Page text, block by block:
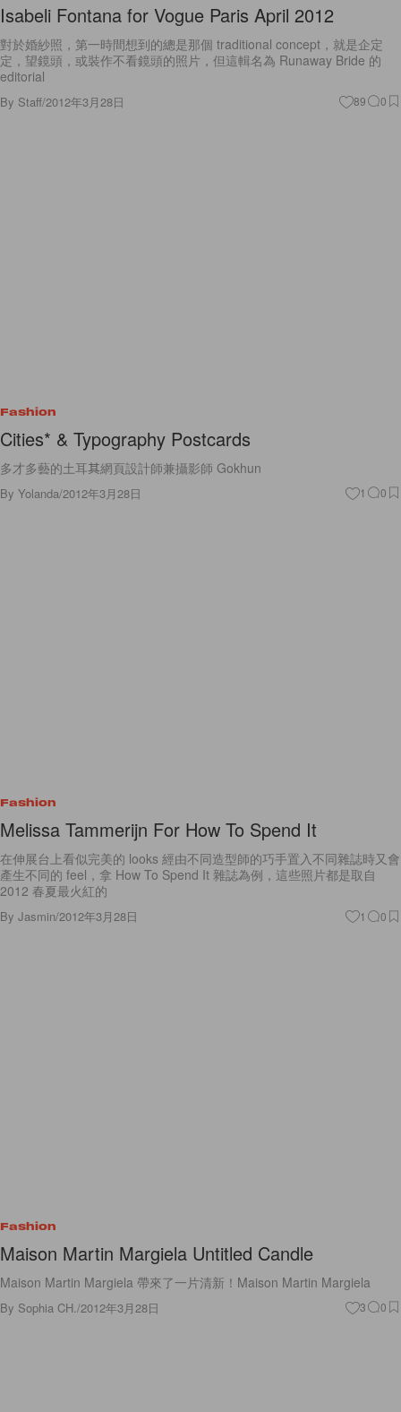
Isabeli Fontana for Vogue Paris April 2012
對於婚紗照，第一時間想到的總是那個 traditional concept，就是企定
定，望鏡頭，或裝作不看鏡頭的照片，但這輯名為 Runaway Bride 的
editorial
By Staff/2012年3月28日 89 0
Fashion
Cities* & Typography Postcards
多才多藝的土耳其網頁設計師兼攝影師 Gokhun
By Yolanda/2012年3月28日 1 0
Fashion
Melissa Tammerijn For How To Spend It
在伸展台上看似完美的 looks 經由不同造型師的巧手置入不同雜誌時又會
產生不同的 feel，拿 How To Spend It 雜誌為例，這些照片都是取自
2012 春夏最火紅的
By Jasmin/2012年3月28日 1 0
Fashion
Maison Martin Margiela Untitled Candle
Maison Martin Margiela 帶來了一片清新！Maison Martin Margiela
By Sophia CH./2012年3月28日 3 0